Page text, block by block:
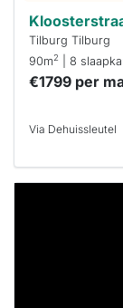
Tilburg Tilburg
90m2 | 8
€1799 per
Via Dehuissleutel